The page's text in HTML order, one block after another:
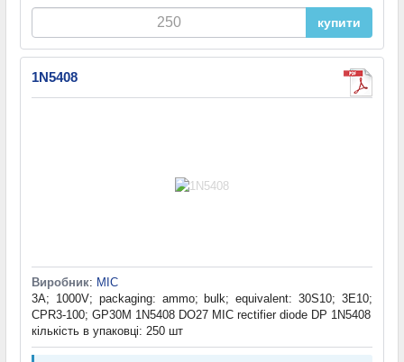
купити
1N5408
Виробник: MIC
3A; 1000V; packaging: ammo; bulk; equivalent: 30S10; 3E10;
CPR3-100; GP30M 1N5408 DO27 MIC rectifier diode DP 1N5408
кількість в упаковці: 250 шт